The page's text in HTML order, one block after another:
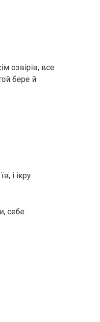
озвірів, все
бере й
і ікру
себе.